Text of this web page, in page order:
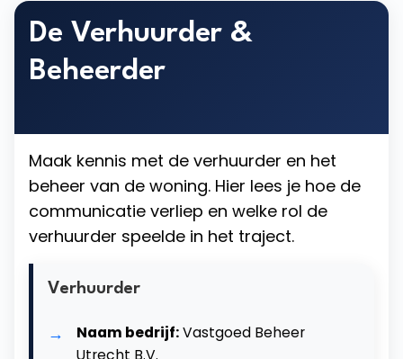
De Verhuurder &
Beheerder
Maak kennis met de verhuurder en het
beheer van de woning. Hier lees je hoe de
communicatie verliep en welke rol de
verhuurder speelde in het traject.
Verhuurder
Naam bedrijf:Vastgoed Beheer
Utrecht B.V.